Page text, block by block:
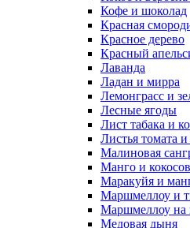
Кофе и шоколад
Красная
Красное дерево
Красный
Лаванда
Ладан и мирра
Лемонграсс и
Лесные ягоды
Лист табака и
Листья томата
Малиновая
Манго и
Маракуйя и
Маршмеллоу и
Маршмеллоу на
Медовая дыня